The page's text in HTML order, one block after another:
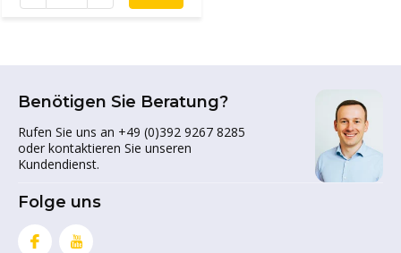
Benötigen Sie Beratung?
Rufen Sie uns an +49 (0)392 9267 8285
oder kontaktieren Sie unseren
Kundendienst.
Folge uns